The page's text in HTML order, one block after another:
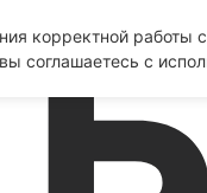
корректной работы
соглашаетесь с